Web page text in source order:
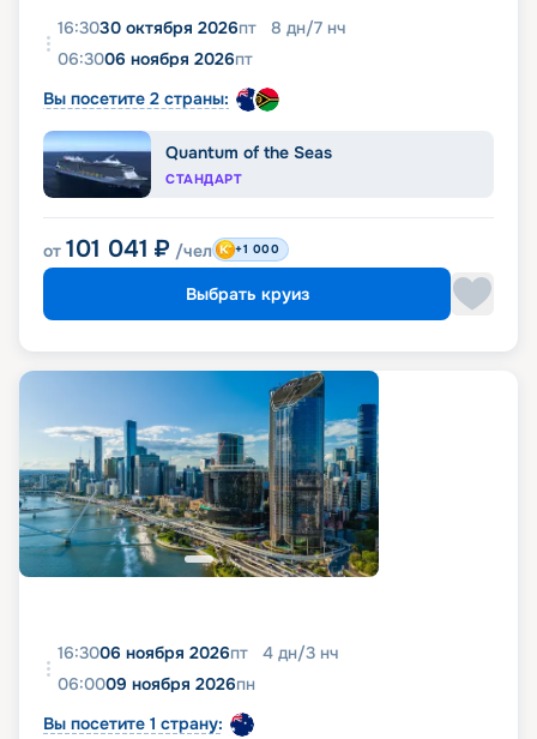
16:3030 октября 2026пт 8 дн/7 нч
06:3006 ноября 2026пт
Вы посетите 2 страны:
Quantum of the Seas
СТАНДАРТ
от 101 041 ₽ /чел +1 000
Выбрать круиз
16:3006 ноября 2026пт 4 дн/3 нч
06:0009 ноября 2026пн
Вы посетите 1 страну: